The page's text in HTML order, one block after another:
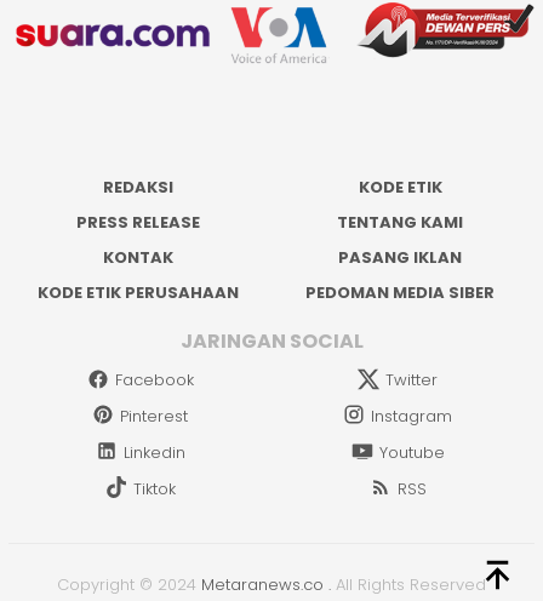
REDAKSI
KODE ETIK
PRESS RELEASE
TENTANG KAMI
KONTAK
PASANG IKLAN
KODE ETIK PERUSAHAAN
PEDOMAN MEDIA SIBER
JARINGAN SOCIAL
Facebook
Twitter
Pinterest
Instagram
Linkedin
Youtube
Tiktok
RSS
Copyright © 2024 Metaranews.co . All Rights Reserved